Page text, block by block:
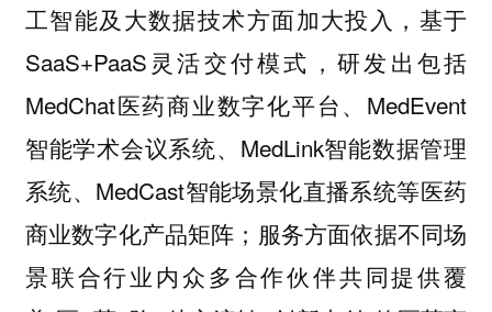
工智能及大数据技术方面加大投入，基于
SaaS+PaaS灵活交付模式，研发出包括
MedChat医药商业数字化平台、MedEvent
智能学术会议系统、MedLink智能数据管理
系统、MedCast智能场景化直播系统等医药
商业数字化产品矩阵；服务方面依据不同场
景联合行业内众多合作伙伴共同提供覆